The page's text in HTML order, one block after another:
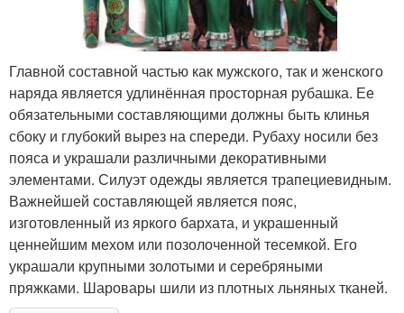
Главной составной частью как мужского, так и женского
наряда является удлинённая просторная рубашка. Ее
обязательными составляющими должны быть клинья
сбоку и глубокий вырез на спереди. Рубаху носили без
пояса и украшали различными декоративными
элементами. Силуэт одежды является трапециевидным.
Важнейшей составляющей является пояс,
изготовленный из яркого бархата, и украшенный
ценнейшим мехом или позолоченной тесемкой. Его
украшали крупными золотыми и серебряными
пряжками. Шаровары шили из плотных льняных тканей.